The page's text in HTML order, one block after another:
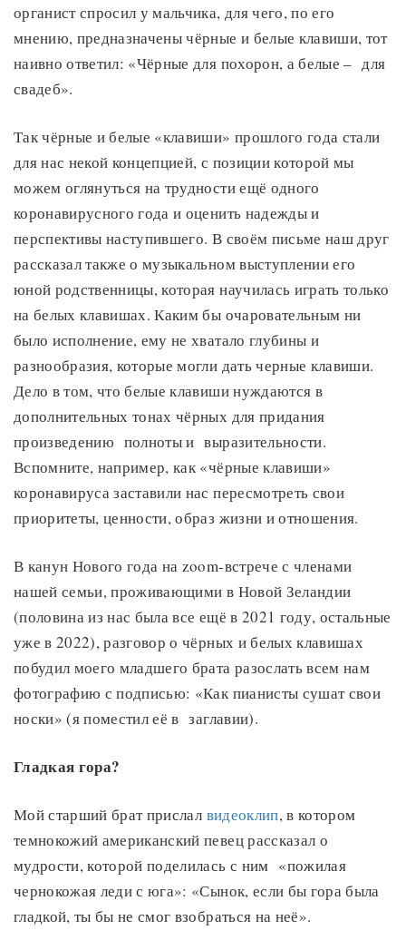
органист спросил у мальчика, для чего, по его
мнению, предназначены чёрные и белые клавиши, тот
наивно ответил: «Чёрные для похорон, а белые – для
свадеб».
Так чёрные и белые «клавиши» прошлого года стали
для нас некой концепцией, с позиции которой мы
можем оглянуться на трудности ещё одного
коронавирусного года и оценить надежды и
перспективы наступившего. В своём письме наш друг
рассказал также о музыкальном выступлении его
юной родственницы, которая научилась играть только
на белых клавишах. Каким бы очаровательным ни
было исполнение, ему не хватало глубины и
разнообразия, которые могли дать черные клавиши.
Дело в том, что белые клавиши нуждаются в
дополнительных тонах чёрных для придания
произведению полноты и выразительности.
Вспомните, например, как «чёрные клавиши»
коронавируса заставили нас пересмотреть свои
приоритеты, ценности, образ жизни и отношения.
В канун Нового года на zoom-встрече с членами
нашей семьи, проживающими в Новой Зеландии
(половина из нас была все ещё в 2021 году, остальные
уже в 2022), разговор о чёрных и белых клавишах
побудил моего младшего брата разослать всем нам
фотографию с подписью: «Как пианисты сушат свои
носки» (я поместил её в заглавии).
Гладкая гора?
Мой старший брат прислал видеоклип, в котором
темнокожий американский певец рассказал о
мудрости, которой поделилась с ним «пожилая
чернокожая леди с юга»: «Сынок, если бы гора была
гладкой, ты бы не смог взобраться на неё».